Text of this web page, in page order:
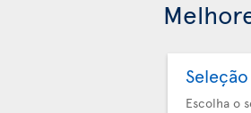
Escolha o